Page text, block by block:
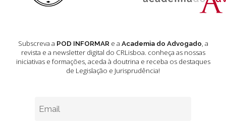
Audição
Direito da Família e Menores
Subscreva a POD INFORMARe a Academia do Advogado, a
revista e a newsletter digital do CRLisboa. conheça as nossas
iniciativas e formações, aceda à doutrina e receba os destaques
de Legislação e Jurisprudência!